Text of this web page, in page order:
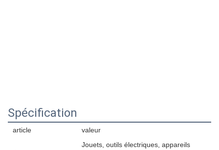
Spécification
article valeur
Jouets, outils électriques, appareils